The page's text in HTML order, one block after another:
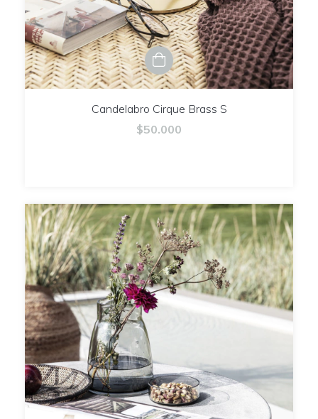
Candelabro Cirque Brass S
$50.000